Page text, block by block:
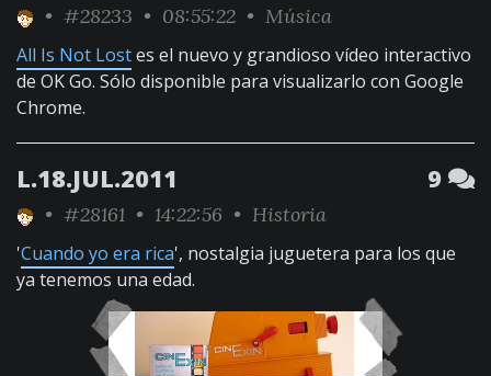
• #28233 • 08:55:22 • Música
All Is Not Lostes el nuevo y grandioso vídeo interactivo
de OK Go. Sólo disponible para visualizarlo con Google
Chrome.
L.18.JUL.2011 9
• #28161 • 14:22:56 • Historia
'Cuando yo era rica', nostalgia juguetera para los que
ya tenemos una edad.